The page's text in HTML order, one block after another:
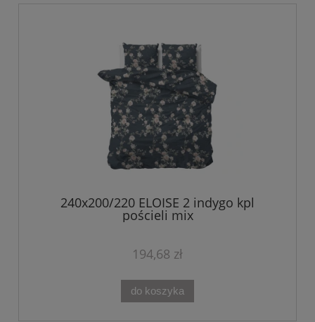
240x200/220 ELOISE 2 indygo kpl
pościeli mix
194,68 zł
do koszyka